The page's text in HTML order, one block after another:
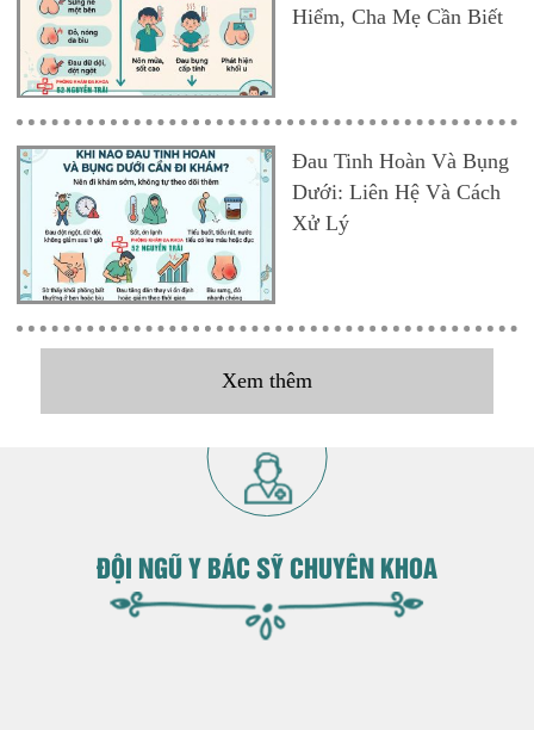
Hiểm, Cha Mẹ Cần Biết
Đau Tinh Hoàn Và Bụng
Dưới: Liên Hệ Và Cách
Xử Lý
Xem thêm
ĐỘI NGŨ Y BÁC SỸ CHUYÊN KHOA